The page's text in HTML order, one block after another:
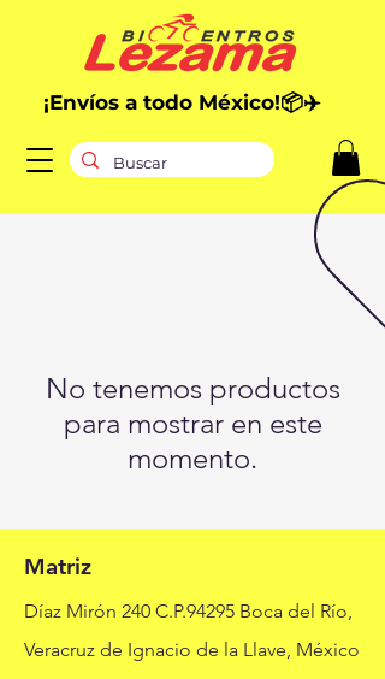
¡Envíos a todo México!📦✈️
No tenemos productos
para mostrar en este
momento.
Matriz
Díaz Mirón 240 C.P.94295 Boca del Río,
Veracruz de Ignacio de la Llave, México